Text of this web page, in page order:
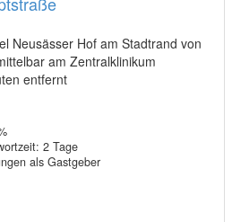
Neusässer Hof am Stadtrand von
am Zentralklinikum
entfernt
2 Tage
als Gastgeber